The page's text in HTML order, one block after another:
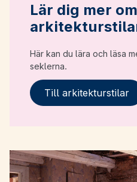
Lär dig mer
Här kan du lära och läsa
seklerna.
Till arkitekturstilar